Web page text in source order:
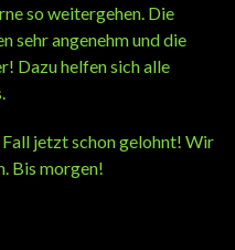
so weitergehen. Die
sehr angenehm und die
Dazu helfen sich alle
jetzt schon gelohnt! Wir
Bis morgen!